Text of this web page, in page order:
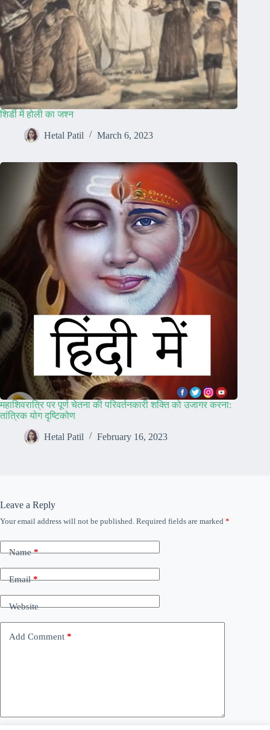
शिर्डी में होली का जश्न
Hetal Patil March 6, 2023
महाशिवरात्रि पर पूर्ण चेतना की परिवर्तनकारी शक्ति को उजागर करना:
तांत्रिक योग दृष्टिकोण
Hetal Patil February 16, 2023
Leave a Reply
Your email address will not be published. Required fields are marked *
Name*
Email*
Website
Add Comment *